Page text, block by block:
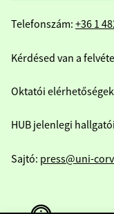
Telefonszám: +36 1
Kérdésed van a
Oktatói elérhetőségek
HUB jelenlegi
Sajtó: press@uni-